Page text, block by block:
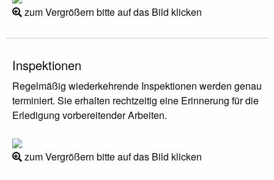
zum Vergrößern bitte auf das Bild klicken
Inspektionen
Regelmäßig wiederkehrende Inspektionen werden genau
terminiert. Sie erhalten rechtzeitig eine Erinnerung für die
Erledigung vorbereitender Arbeiten.
zum Vergrößern bitte auf das Bild klicken